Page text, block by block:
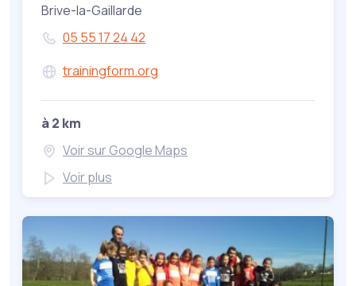
Brive-la-Gaillarde
05 55 17 24 42
trainingform.org
à 2 km
Voir sur Google Maps
Voir plus